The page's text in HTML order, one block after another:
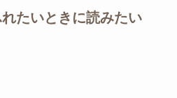
たいときに読みたい